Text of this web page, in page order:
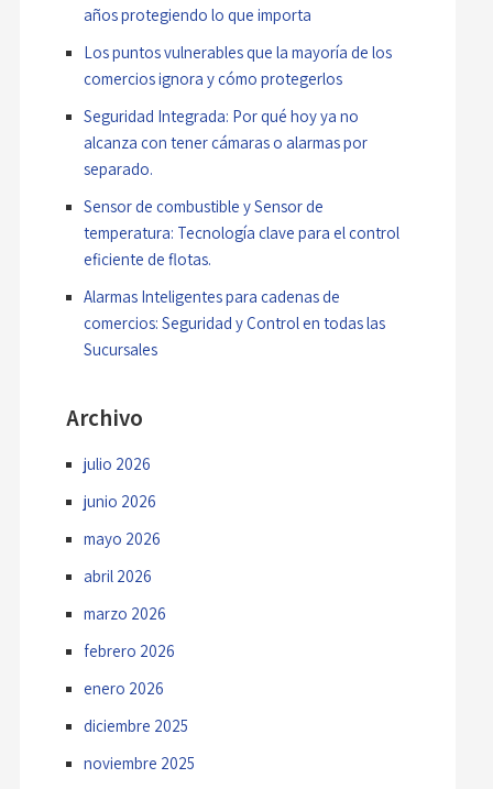
años protegiendo lo que importa
Los puntos vulnerables que la mayoría de los
comercios ignora y cómo protegerlos
Seguridad Integrada: Por qué hoy ya no
alcanza con tener cámaras o alarmas por
separado.
Sensor de combustible y Sensor de
temperatura: Tecnología clave para el control
eficiente de flotas.
Alarmas Inteligentes para cadenas de
comercios: Seguridad y Control en todas las
Sucursales
Archivo
julio 2026
junio 2026
mayo 2026
abril 2026
marzo 2026
febrero 2026
enero 2026
diciembre 2025
noviembre 2025